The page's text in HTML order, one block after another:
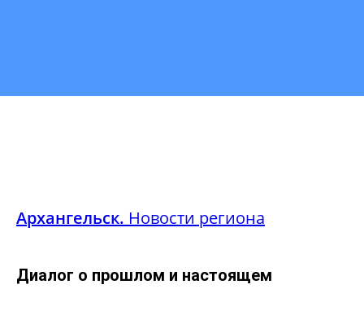
Архангельск. Новости региона
Диалог о прошлом и настоящем